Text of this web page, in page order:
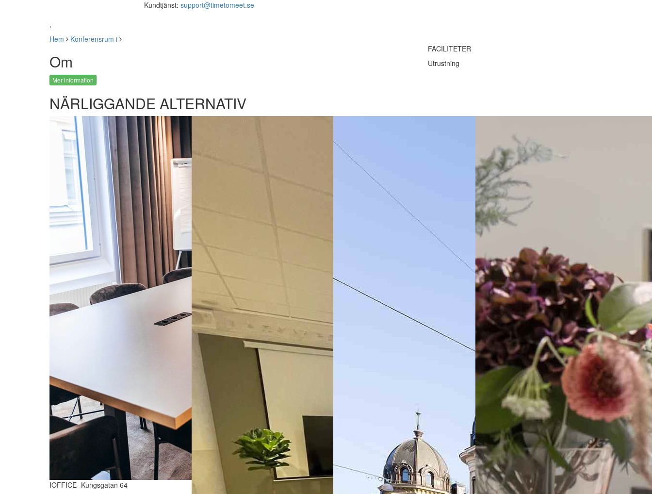
Kundtjänst: support@timetomeet.se
,
Hem
Konferensrum i
Om
Mer information
FACILITETER
Utrustning
NÄRLIGGANDE ALTERNATIV
IOFFICE -Kungsgatan 64